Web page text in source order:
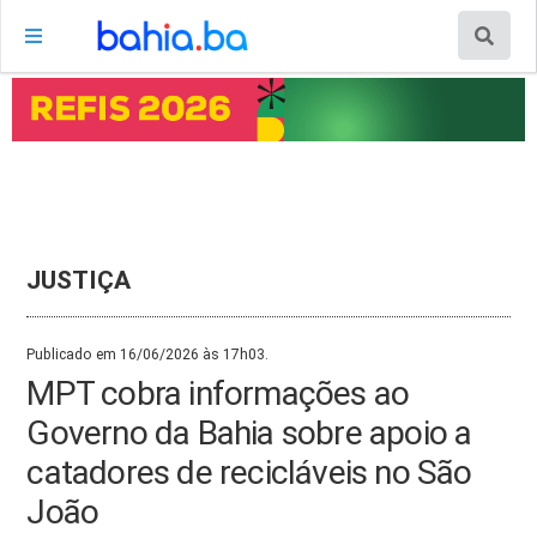
JUSTIÇA
Publicado em 16/06/2026 às 17h03.
MPT cobra informações ao
Governo da Bahia sobre apoio a
catadores de recicláveis no São
João